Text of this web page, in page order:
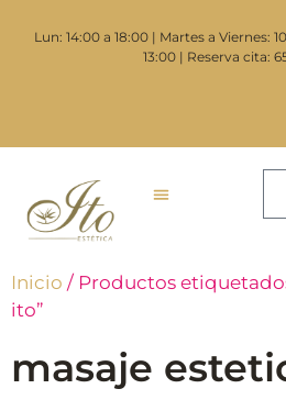
Lun: 14:00 a 18:00 | Martes a Viernes:
13:00 | Reserva cita:
Inicio / Productos
ito”
masaje